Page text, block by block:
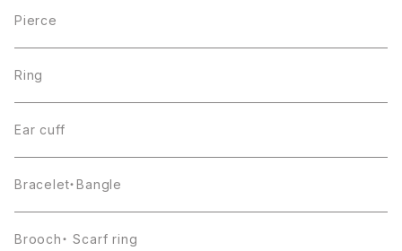
Pierce
Ring
Ear cuff
Bracelet・Bangle
Brooch・ Scarf ring